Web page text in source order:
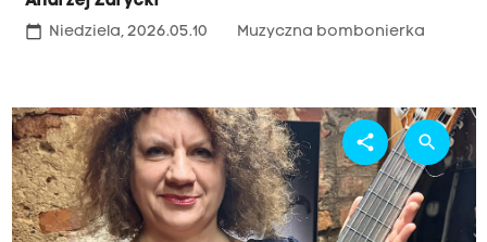
calendar_today Niedziela, 2026.05.10 Muzyczna bombonierka
share search